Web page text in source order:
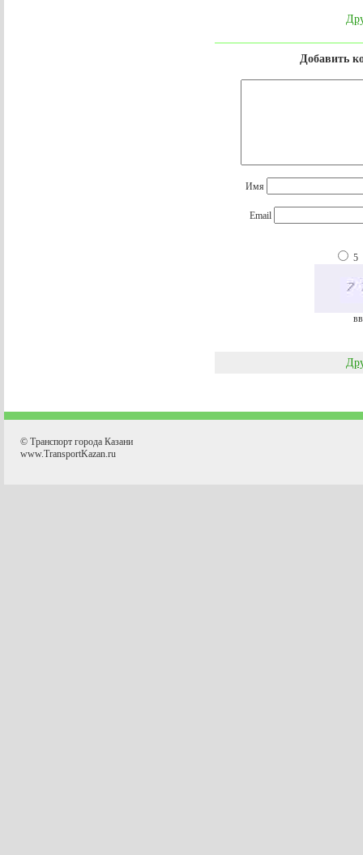
Добавить
Имя
Email
5
© Транспорт города Казани
www.TransportKazan.ru